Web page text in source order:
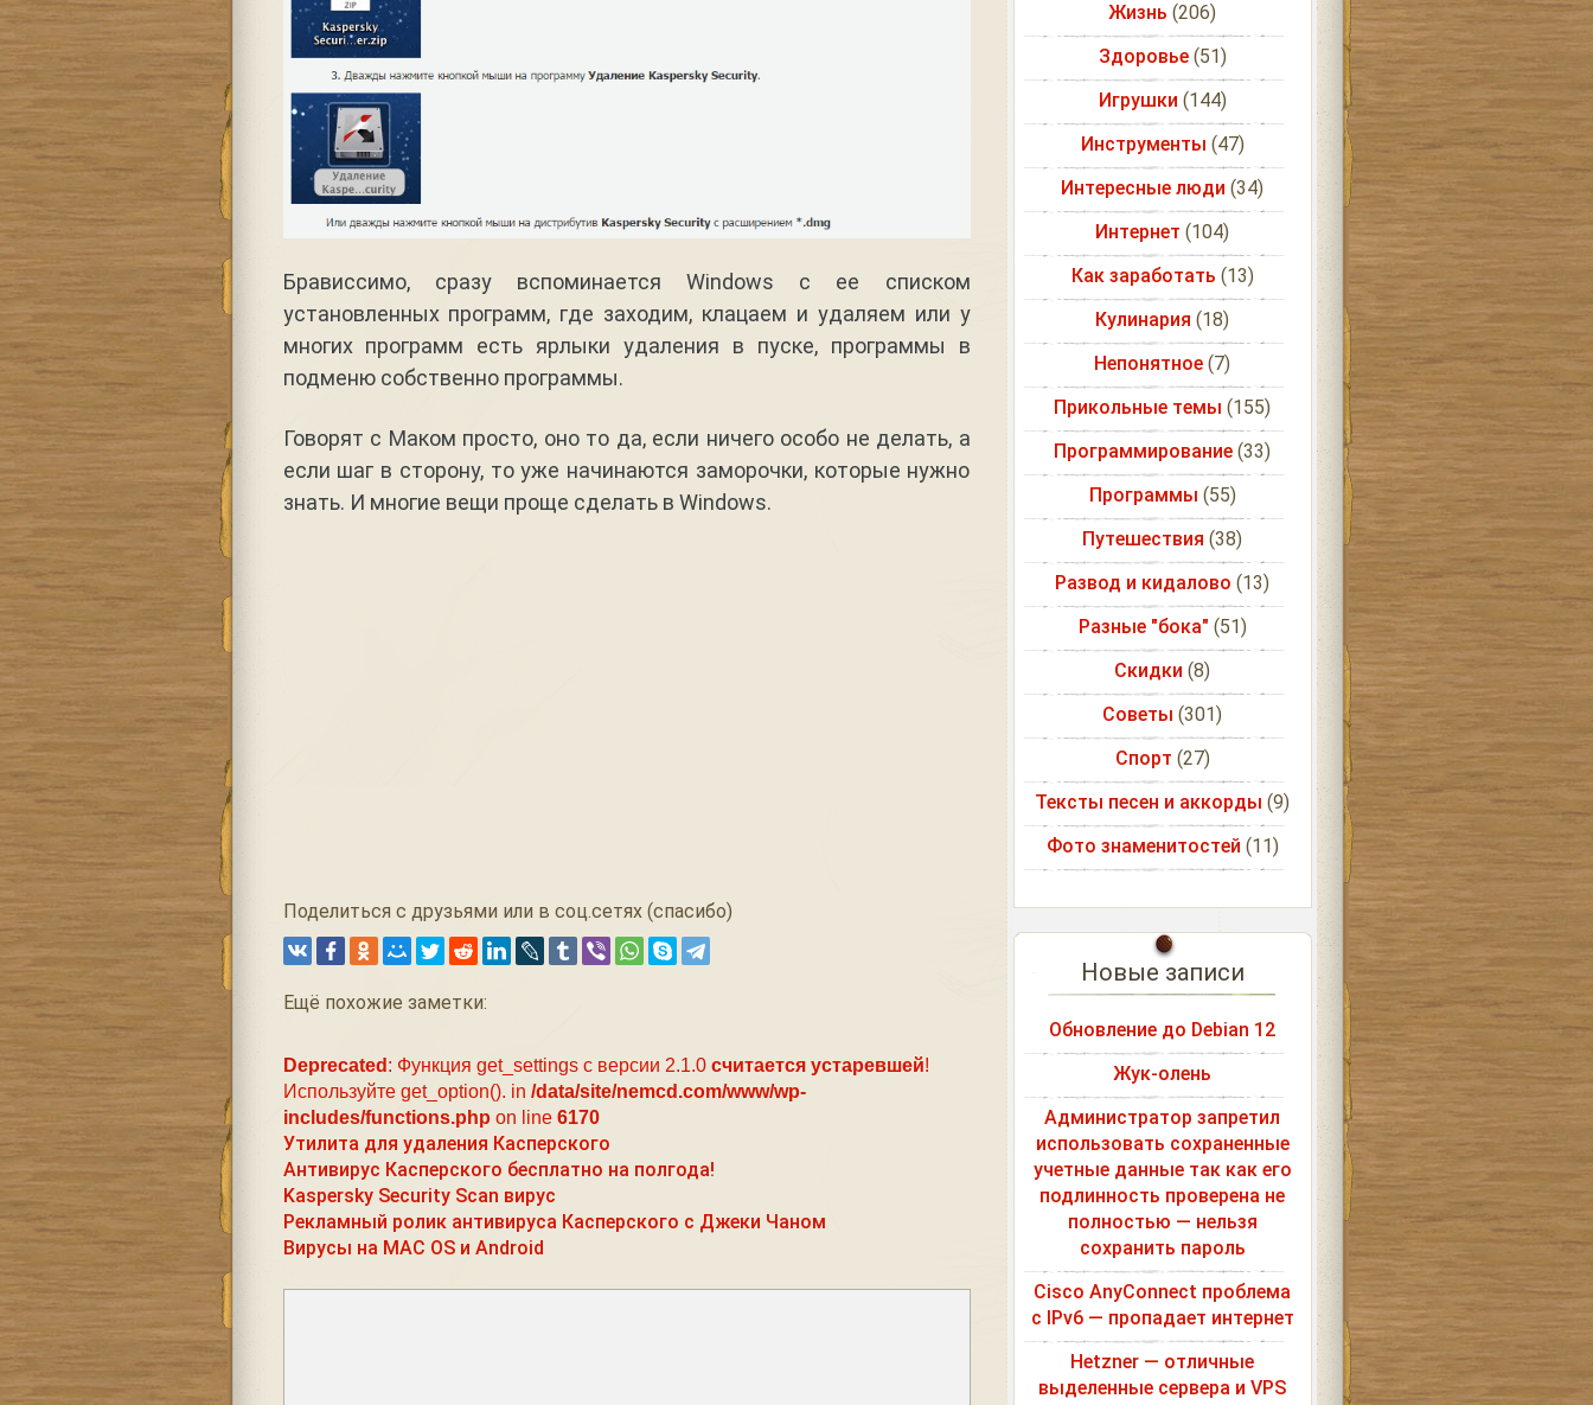
Брависсимо, сразу вспоминается Windows с ее списком
установленных программ, где заходим, клацаем и удаляем или у
многих программ есть ярлыки удаления в пуске, программы в
подменю собственно программы.
Говорят с Маком просто, оно то да, если ничего особо не делать, а
если шаг в сторону, то уже начинаются заморочки, которые нужно
знать. И многие вещи проще сделать в Windows.
Поделиться с друзьями или в соц.сетях (спасибо)
Ещё похожие заметки:
Deprecated : Функция get_settings с версии 2.1.0 считается устаревшей!
Используйте get_option(). in /data/site/nemcd.com/www/wp-
includes/functions.php on line 6170
Утилита для удаления Касперского
Антивирус Касперского бесплатно на полгода!
Kaspersky Security Scan вирус
Рекламный ролик антивируса Касперского с Джеки Чаном
Вирусы на MAC OS и Android
Жизнь (206)
Здоровье(51)
Игрушки (144)
Инструменты (47)
Интересные люди (34)
Интернет (104)
Как заработать (13)
Кулинария (18)
Непонятное (7)
Прикольные темы (155)
Программирование (33)
Программы (55)
Путешествия (38)
Развод и кидалово (13)
Разные "бока" (51)
Скидки (8)
Советы (301)
Спорт (27)
Тексты песен и аккорды (9)
Фото знаменитостей (11)
Новые записи
Обновление до Debian 12
Жук-олень
Администратор запретил
использовать сохраненные
учетные данные так как его
подлинность проверена не
полностью — нельзя
сохранить пароль
Cisco AnyConnect проблема
с IPv6 — пропадает интернет
Hetzner — отличные
выделенные сервера и VPS